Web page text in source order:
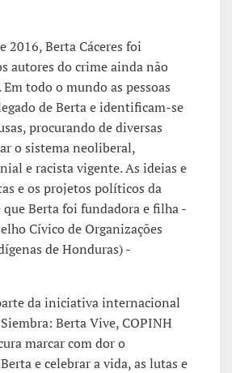
2016, Berta Cáceres foi
autores do crime ainda não
todo o mundo as pessoas
de Berta e identificam-se
procurando de diversas
o sistema neoliberal,
e racista vigente. As ideias e
e os projetos políticos da
que Berta foi fundadora e filha -
Cívico de Organizações
de Honduras) -
da iniciativa internacional
Berta Vive, COPINH
marcar com dor o
e celebrar a vida, as lutas e